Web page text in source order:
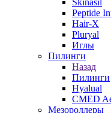
Skinasil
Peptide
Hair-X
Pluryal
Иглы
Пилинги
Назад
Пилинги
Hyalual
CMED
Мезороллеры